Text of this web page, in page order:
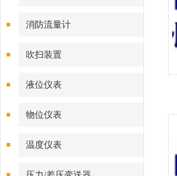
消防流量计
吹扫装置
液位仪表
物位仪表
温度仪表